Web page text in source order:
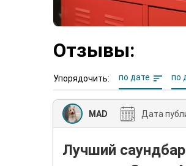
Отзывы:
Упорядочить: по дате по
MAD Дата
Лучший